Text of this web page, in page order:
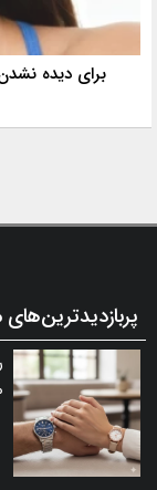
برای دیده
پربازدیدترین‌های